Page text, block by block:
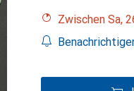
Zwischen Sa,